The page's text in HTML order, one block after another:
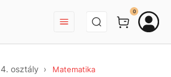
BEJELENTKEZÉS
0
4. osztály Matematika